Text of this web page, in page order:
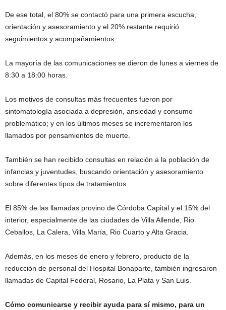
De ese total, el 80% se contactó para una primera escucha,
orientación y asesoramiento y el 20% restante requirió
seguimientos y acompañamientos.
La mayoría de las comunicaciones se dieron de lunes a viernes de
8:30 a 18:00 horas.
Los motivos de consultas más frecuentes fueron por
sintomatología asociada a depresión, ansiedad y consumo
problemático; y en los últimos meses se incrementaron los
llamados por pensamientos de muerte.
También se han recibido consultas en relación a la población de
infancias y juventudes, buscando orientación y asesoramiento
sobre diferentes tipos de tratamientos
El 85% de las llamadas provino de Córdoba Capital y el 15% del
interior, especialmente de las ciudades de Villa Allende, Rio
Ceballos, La Calera, Villa María, Rio Cuarto y Alta Gracia.
Además, en los meses de enero y febrero, producto de la
reducción de personal del Hospital Bonaparte, también ingresaron
llamadas de Capital Federal, Rosario, La Plata y San Luis.
Cómo comunicarse y recibir ayuda para sí mismo, para un